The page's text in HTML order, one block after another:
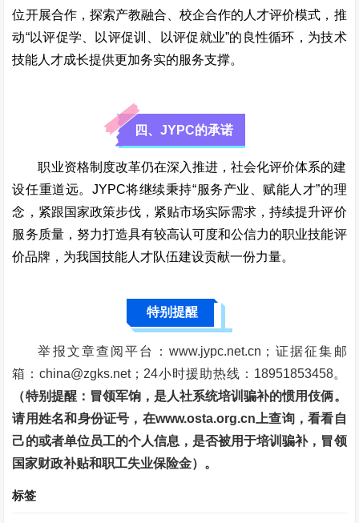
位开展合作，探索产教融合、校企合作的人才评价模式，推
动“以评促学、以评促训、以评促就业”的良性循环，为技术
技能人才成长提供更加务实的服务支撑。
四、JYPC的承诺
职业资格制度改革仍在深入推进，社会化评价体系的建
设任重道远。JYPC将继续秉持“服务产业、赋能人才”的理
念，紧跟国家政策步伐，紧贴市场实际需求，持续提升评价
服务质量，努力打造具有较高认可度和公信力的职业技能评
价品牌，为我国技能人才队伍建设贡献一份力量。
特别提醒
举报文章查阅平台：www.jypc.net.cn；证据征集邮
箱：china@zgks.net；24小时援助热线：18951853458。
（特别提醒：冒领军饷，是人社系统培训骗补的惯用伎俩。
请用姓名和身份证号，在www.osta.org.cn上查询，看看自
己的或者单位员工的个人信息，是否被用于培训骗补，冒领
国家财政补贴和职工失业保险金）。
标签